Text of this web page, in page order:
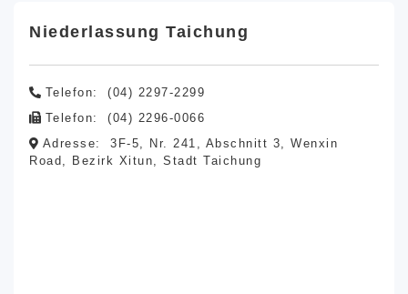
Niederlassung Taichung
Telefon:
(04) 2297-2299
Telefon:
(04) 2296-0066
Adresse:
3F-5, Nr. 241, Abschnitt 3, Wenxin
Road, Bezirk Xitun, Stadt Taichung